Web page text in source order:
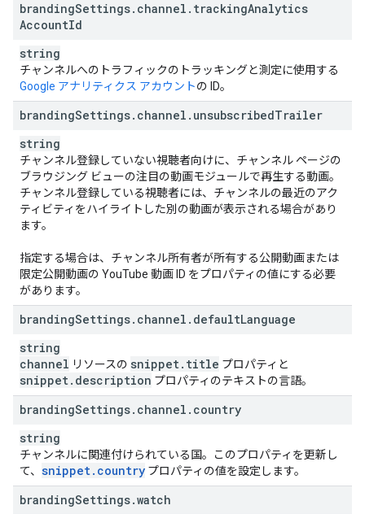
brandingSettings. channel . trackingAnalytics
AccountId
string
チャンネルへのトラフィックのトラッキングと測定に使用する
Google アナリティクス アカウントの ID。
brandingSettings. channel . unsubscribedTrailer
string
チャンネル登録していない視聴者向けに、チャンネル ページの
ブラウジング ビューの注目の動画モジュールで再生する動画。
チャンネル登録している視聴者には、チャンネルの最近のアク
ティビティをハイライトした別の動画が表示される場合があり
ます。
指定する場合は、チャンネル所有者が所有する公開動画または
限定公開動画の YouTube 動画 ID をプロパティの値にする必要
があります。
brandingSettings. channel . defaultLanguage
string
channel リソースの snippet. title プロパティと
snippet. description プロパティのテキストの言語。
brandingSettings. channel . country
string
チャンネルに関連付けられている国。このプロパティを更新し
て、 snippet. country プロパティの値を設定します。
brandingSettings.watch